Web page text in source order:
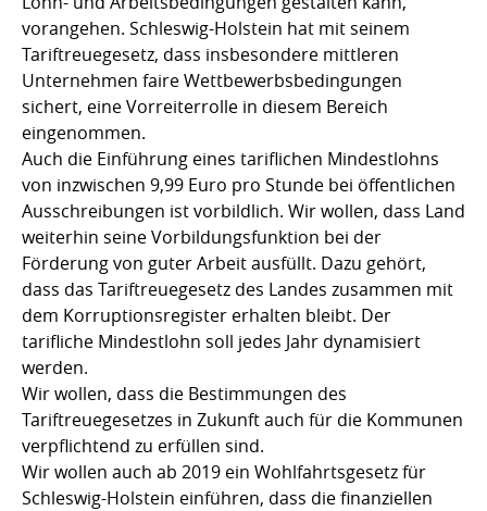
vorangehen. Schleswig-Holstein hat mit seinem
Tariftreuegesetz, dass insbesondere mittleren
Unternehmen faire Wettbewerbsbedingungen
sichert, eine Vorreiterrolle in diesem Bereich
eingenommen.
Auch die Einführung eines tariflichen Mindestlohns
von inzwischen 9,99 Euro pro Stunde bei öffentlichen
Ausschreibungen ist vorbildlich. Wir wollen, dass Land
weiterhin seine Vorbildungsfunktion bei der
Förderung von guter Arbeit ausfüllt. Dazu gehört,
dass das Tariftreuegesetz des Landes zusammen mit
dem Korruptionsregister erhalten bleibt. Der
tarifliche Mindestlohn soll jedes Jahr dynamisiert
werden.
Wir wollen, dass die Bestimmungen des
Tariftreuegesetzes in Zukunft auch für die Kommunen
verpflichtend zu erfüllen sind.
Wir wollen auch ab 2019 ein Wohlfahrtsgesetz für
Schleswig-Holstein einführen, dass die finanziellen